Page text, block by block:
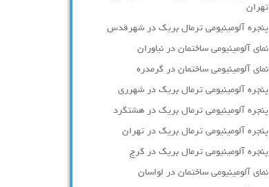
تهران
پنجره آلومینیومی ترمال بریک در شهرقدس
نمای آلومینیومی ساختمان در نیاوران
نمای آلومینیومی ساختمان در گرمدره
پنجره آلومینیومی ترمال بریک در شهرری
پنجره آلومینیومی ترمال بریک در هشتگرد
پنجره آلومینیومی ترمال بریک در تهران
پنجره آلومینیومی ترمال بریک در کرج
نمای آلومینیومی ساختمان در لواسان